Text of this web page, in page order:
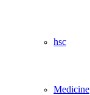
hsc
Medicine